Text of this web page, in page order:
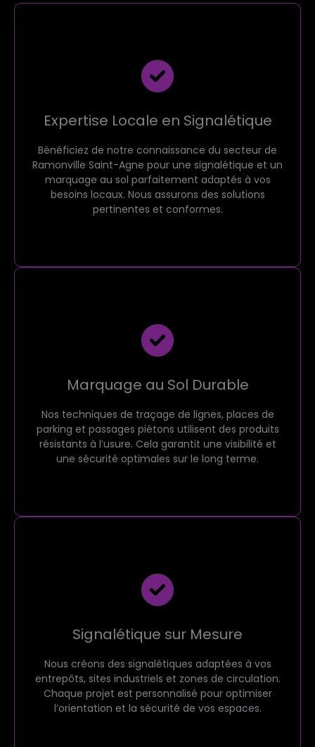
Expertise Locale en Signalétique
Bénéficiez de notre connaissance du secteur de
Ramonville Saint-Agne pour une signalétique et un
marquage au sol parfaitement adaptés à vos
besoins locaux. Nous assurons des solutions
pertinentes et conformes.
Marquage au Sol Durable
Nos techniques de traçage de lignes, places de
parking et passages piétons utilisent des produits
résistants à l’usure. Cela garantit une visibilité et
une sécurité optimales sur le long terme.
Signalétique sur Mesure
Nous créons des signalétiques adaptées à vos
entrepôts, sites industriels et zones de circulation.
Chaque projet est personnalisé pour optimiser
l’orientation et la sécurité de vos espaces.